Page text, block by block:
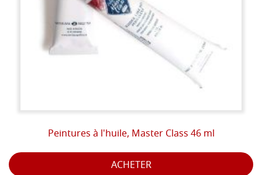
Peintures à l'huile, Master Class 46 ml
ACHETER